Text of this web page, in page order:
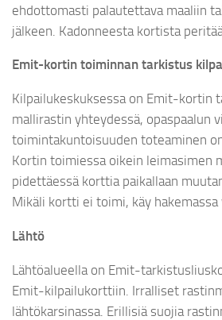
ehdottomasti palautettava maaliin
jälkeen. Kadonneesta kortista
Emit-kortin toiminnan tarkistus
Kilpailukeskuksessa on Emit-kortin
mallirastin yhteydessä, opaspaalun
toimintakuntoisuuden toteaminen
Kortin toimiessa oikein leimasimen
pidettäessä korttia paikallaan
Mikäli kortti ei toimi, käy
Lähtö
Lähtöalueella on Emit-
Emit-kilpailukorttiin. Irralliset
lähtökarsinassa. Erillisiä suojia